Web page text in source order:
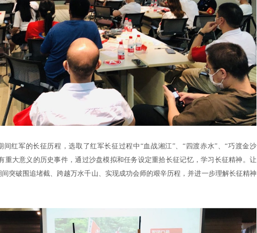
间红军的长征历程，选取了红军长征过程中“血战湘江”、“四渡赤水”、“巧渡金沙
重大意义的历史事件，通过沙盘模拟和任务设定重拾长征记忆，学习长征精神。让
突破围追堵截、跨越万水千山、实现成功会师的艰辛历程，并进一步理解长征精神